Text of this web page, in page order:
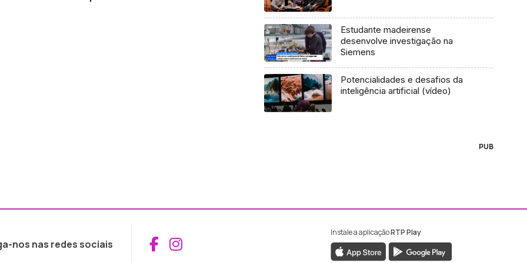
Estudante madeirense
desenvolve investigação na
Siemens
Potencialidades e desafios da
inteligência artificial (vídeo)
PUB
nos nas redes sociais Aceder ao Facebook da RTP Madeira
Aceder ao Instagram da RTP Madeira
Instale a aplicaçãoRTP Play